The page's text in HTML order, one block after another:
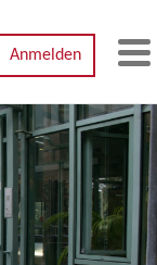
Anmelden